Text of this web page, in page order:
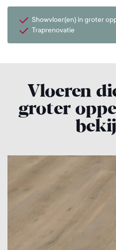
Showvloer(en) in groter
Traprenovatie
Vloeren
groter